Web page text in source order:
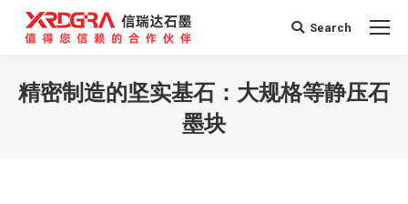
Search:
Search
精密制造的坚实基石：大规格等静压石
墨块